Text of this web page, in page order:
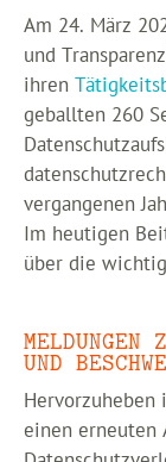
Am 24. März
und
ihren
geballten 260
vergangenen
Im heutigen
über die
MELDUNGEN
UND
Hervorzuheben
einen erneuten